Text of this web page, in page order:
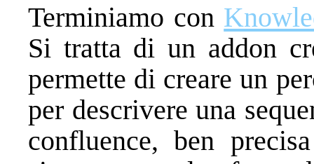
Terminiamo con
Si tratta di un addon
permette di creare un
per descrivere una
confluence, ben